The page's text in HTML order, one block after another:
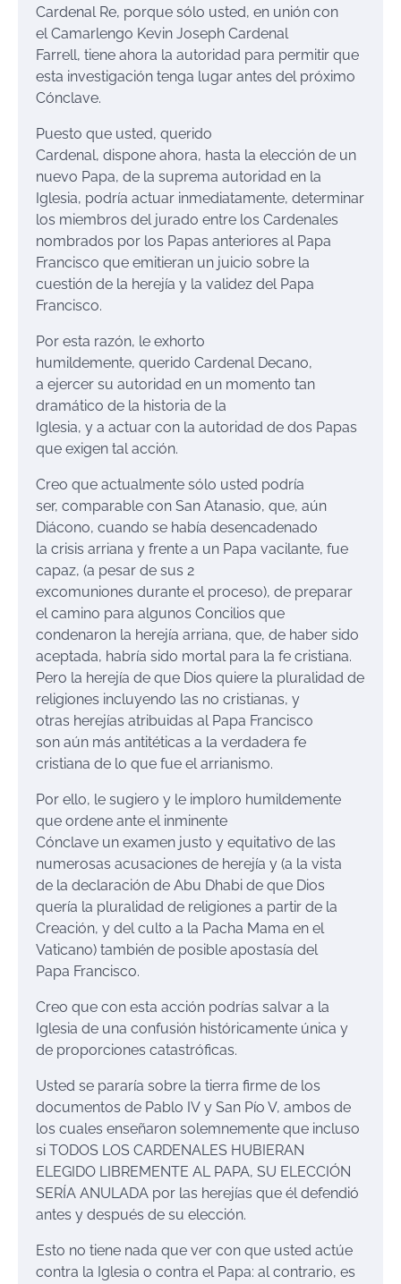
Cardenal Re, porque sólo usted, en unión con
el Camarlengo Kevin Joseph Cardenal
Farrell, tiene ahora la autoridad para permitir que
esta investigación tenga lugar antes del próximo
Cónclave.
Puesto que usted, querido
Cardenal, dispone ahora, hasta la elección de un
nuevo Papa, de la suprema autoridad en la
Iglesia, podría actuar inmediatamente, determinar
los miembros del jurado entre los Cardenales
nombrados por los Papas anteriores al Papa
Francisco que emitieran un juicio sobre la
cuestión de la herejía y la validez del Papa
Francisco.
Por esta razón, le exhorto
humildemente, querido Cardenal Decano,
a ejercer su autoridad en un momento tan
dramático de la historia de la
Iglesia, y a actuar con la autoridad de dos Papas
que exigen tal acción.
Creo que actualmente sólo usted podría
ser, comparable con San Atanasio, que, aún
Diácono, cuando se había desencadenado
la crisis arriana y frente a un Papa vacilante, fue
capaz, (a pesar de sus 2
excomuniones durante el proceso), de preparar
el camino para algunos Concilios que
condenaron la herejía arriana, que, de haber sido
aceptada, habría sido mortal para la fe cristiana.
Pero la herejía de que Dios quiere la pluralidad de
religiones incluyendo las no cristianas, y
otras herejías atribuidas al Papa Francisco
son aún más antitéticas a la verdadera fe
cristiana de lo que fue el arrianismo.
Por ello, le sugiero y le imploro humildemente
que ordene ante el inminente
Cónclave un examen justo y equitativo de las
numerosas acusaciones de herejía y (a la vista
de la declaración de Abu Dhabi de que Dios
quería la pluralidad de religiones a partir de la
Creación, y del culto a la Pacha Mama en el
Vaticano) también de posible apostasía del
Papa Francisco.
Creo que con esta acción podrías salvar a la
Iglesia de una confusión históricamente única y
de proporciones catastróficas.
Usted se pararía sobre la tierra firme de los
documentos de Pablo IV y San Pío V, ambos de
los cuales enseñaron solemnemente que incluso
si TODOS LOS CARDENALES HUBIERAN
ELEGIDO LIBREMENTE AL PAPA, SU ELECCIÓN
SERÍA ANULADA por las herejías que él defendió
antes y después de su elección.
Esto no tiene nada que ver con que usted actúe
contra la Iglesia o contra el Papa: al contrario, es